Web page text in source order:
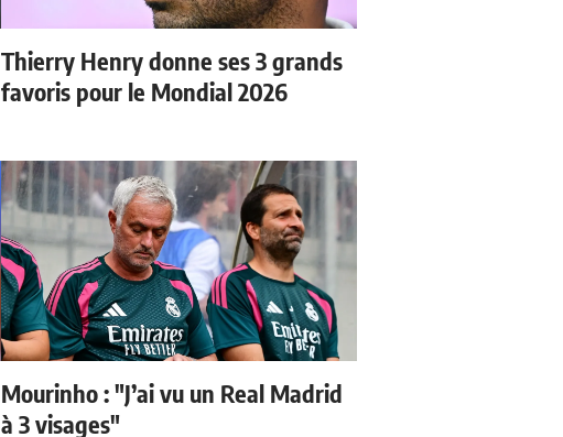
Thierry Henry donne ses 3 grands
favoris pour le Mondial 2026
Mourinho : "J’ai vu un Real Madrid
à 3 visages"